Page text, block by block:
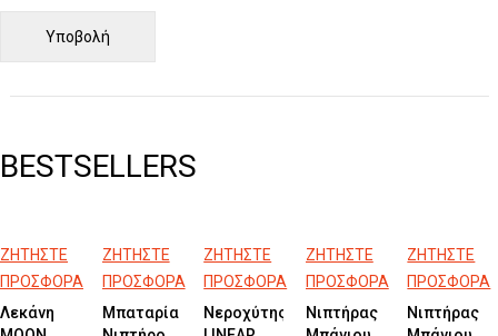
BESTSELLERS
ΖΗΤΗΣΤΕ
ΠΡΟΣΦΟΡΑ
Λεκάνη
ΖΗΤΗΣΤΕ
ΠΡΟΣΦΟΡΑ
Μπαταρία
ΖΗΤΗΣΤΕ
ΠΡΟΣΦΟΡΑ
Νεροχύτης
ΖΗΤΗΣΤΕ
ΠΡΟΣΦΟΡΑ
Νιπτήρας
ΖΗΤΗΣΤΕ
ΠΡΟΣΦΟΡΑ
Νιπτήρας